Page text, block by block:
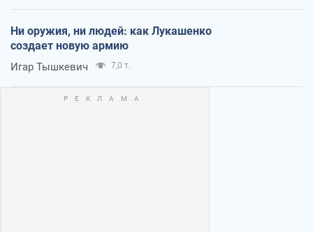
Ни оружия, ни людей: как Лукашенко
создает новую армию
Игар Тышкевич 7,0 т.